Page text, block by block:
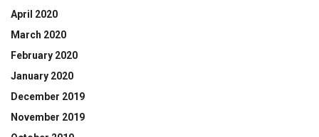
April 2020
March 2020
February 2020
January 2020
December 2019
November 2019